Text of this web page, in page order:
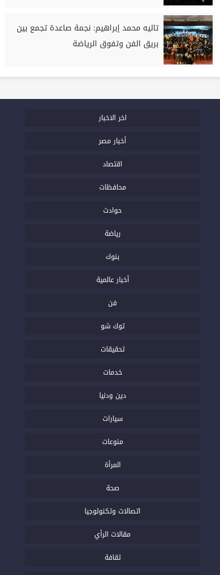
تاليه محمد إبراهيم: نجمة صاعدة تجمع بين
بريق الفن وتفوق الرياضة
اخر الاخبار
أخبار مصر
اقتصاد
محافظات
حوادث
رياضة
بنوك
أخبار عالمية
فن
توك شو
تحقيقات
خدمات
دين ودنيا
سيارات
منوعات
المرأة
صحة
اتصالات وتكنولوجيا
مقالات الرأي
ثقافة